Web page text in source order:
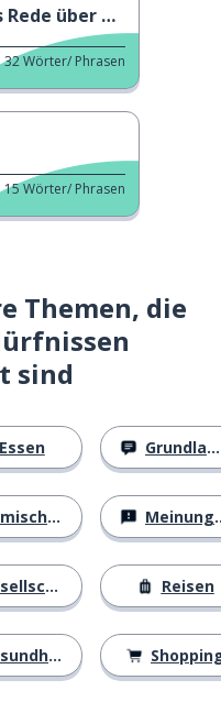
den Feminismus
32Wörter/ Phrasen
15Wörter/ Phrasen
Themen, die
sind
Essen Grundlagen
Meinungen
Reisen